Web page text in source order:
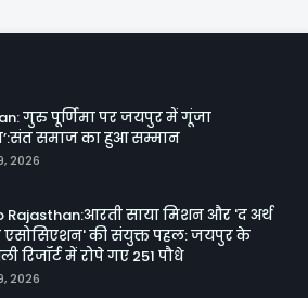
गुरु पूर्णिमा पर जयपुर में गूंजा
समाज का हुआ सम्मान
2026
Rajasthan:आरती साया मिशन और 'द अर्थ
एसोसिएशन' की संयुक्त पहल: जयपुर के
रिजॉर्ट में रोपे गए 251 पौधे
2026